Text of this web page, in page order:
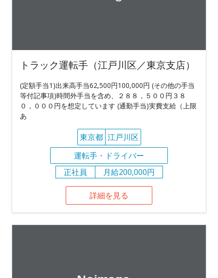
トラック運転手（江戸川区／東京支店）
(定額手当1)出来高手当62,500円100,000円 (その他の手当
等付記事項)時間外手当を含め、２８８，５００円３８
０，０００円を想定しています (通勤手当)実費支給（上限
あ
東京都 江戸川区
運転手・ドライバー
正社員
月給200,000円
詳細を見る